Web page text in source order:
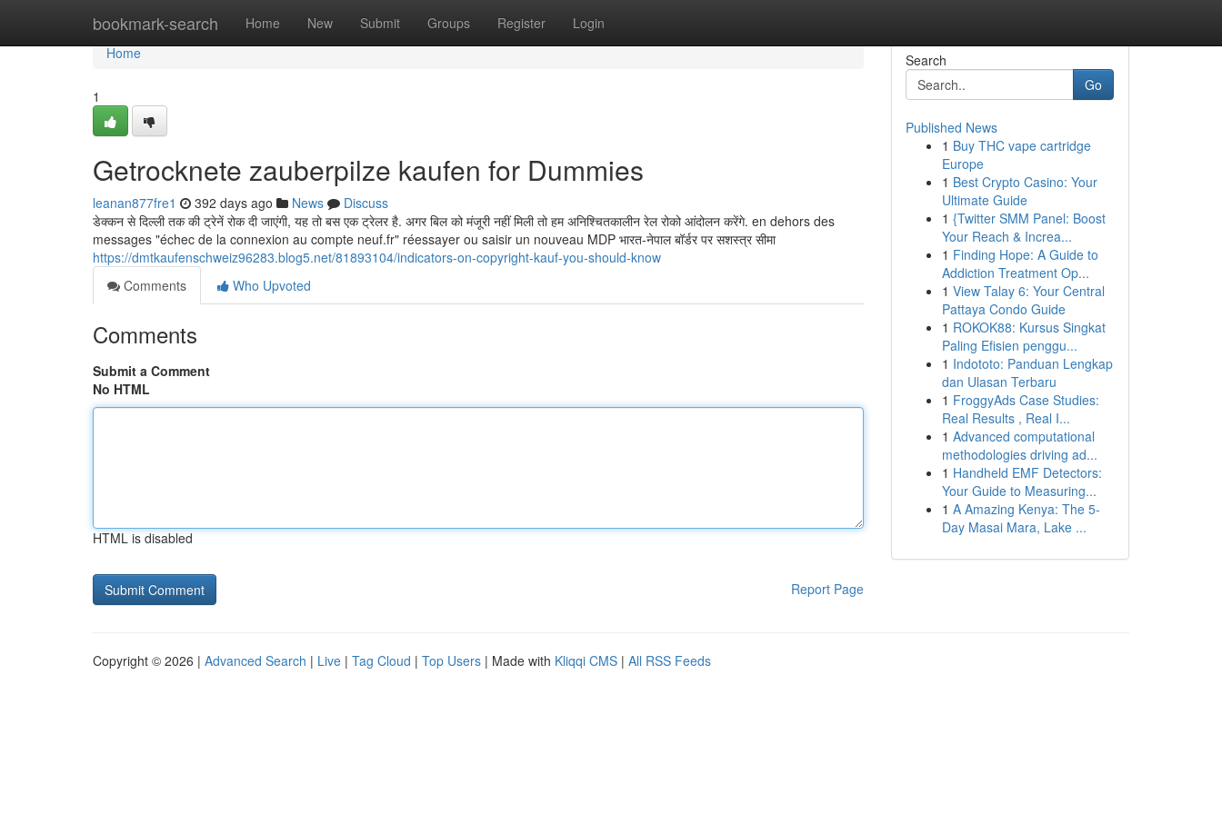
bookmark-search Home New Submit Groups Register Login
Home
Home
1
Getrocknete zauberpilze kaufen for Dummies
leanan877fre1 392 days ago News
Discuss
डेक्कन से दिल्ली तक की ट्रेनें रोक दी जाएंगी, यह तो बस एक ट्रेलर है. अगर बिल को मंजूरी नहीं मिली तो हम अनिश्चितकालीन रेल रोको आंदोलन करेंगे. en dehors des
messages "échec de la connexion au compte neuf.fr" réessayer ou saisir un nouveau MDP भारत-नेपाल बॉर्डर पर सशस्त्र सीमा
https://dmtkaufenschweiz96283.blog5.net/81893104/indicators-on-copyright-kauf-you-should-know
Comments
Who Upvoted
Comments
Submit a Comment
No HTML
HTML is disabled
Report Page
Search
Go
Published News
1 Buy THC vape cartridge
Europe
1 Best Crypto Casino: Your
Ultimate Guide
1 {Twitter SMM Panel: Boost
Your Reach & Increa...
1 Finding Hope: A Guide to
Addiction Treatment Op...
1 View Talay 6: Your Central
Pattaya Condo Guide
1 ROKOK88: Kursus Singkat
Paling Efisien penggu...
1 Indototo: Panduan Lengkap
dan Ulasan Terbaru
1 FroggyAds Case Studies:
Real Results , Real I...
1 Advanced computational
methodologies driving ad...
1 Handheld EMF Detectors:
Your Guide to Measuring...
1 A Amazing Kenya: The 5-
Day Masai Mara, Lake ...
Copyright © 2026 | Advanced Search | Live | Tag Cloud | Top Users | Made with Kliqqi CMS | All RSS Feeds